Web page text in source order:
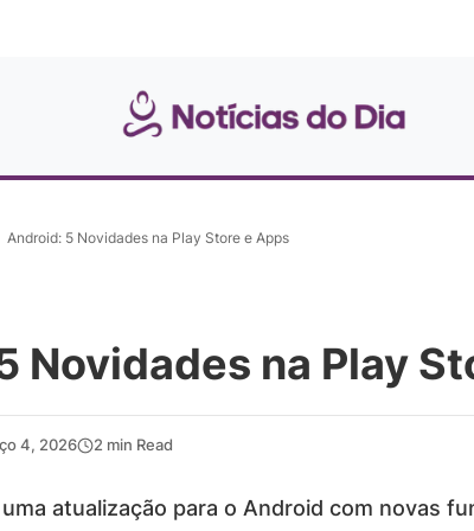
Android: 5 Novidades na Play Store e Apps
Novidades na Play
4, 2026 2 min Read
atualização para o Android com novas